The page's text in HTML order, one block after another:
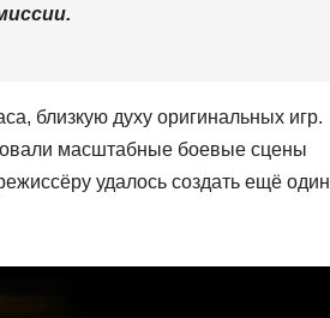
близкую духу оригинальных игр.
масштабные боевые сцены
удалось создать ещё один